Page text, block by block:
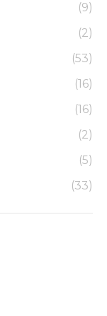
(9)
(2)
(53)
(16)
(16)
(2)
(5)
(33)